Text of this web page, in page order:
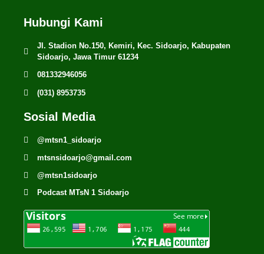
Hubungi Kami
Jl. Stadion No.150, Kemiri, Kec. Sidoarjo, Kabupaten
Sidoarjo, Jawa Timur 61234
081332946056
(031) 8953735
Sosial Media
@mtsn1_sidoarjo
mtsnsidoarjo@gmail.com
@mtsn1sidoarjo
Podcast MTsN 1 Sidoarjo